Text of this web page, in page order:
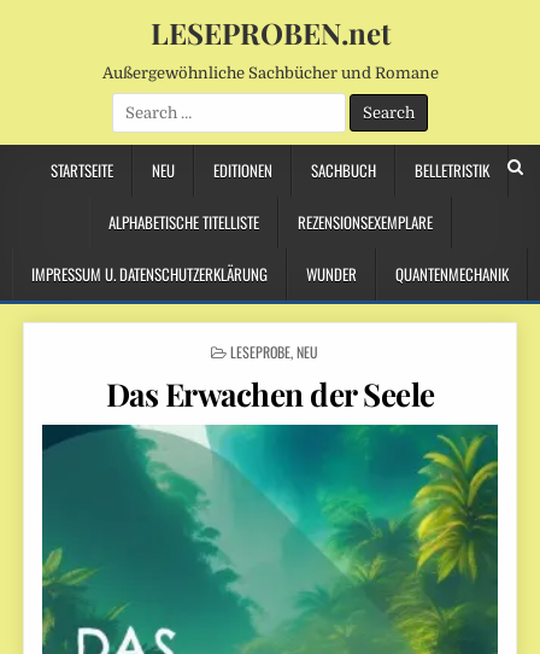
LESEPROBEN.net
Außergewöhnliche Sachbücher und Romane
Search
for:
STARTSEITE NEU EDITIONEN SACHBUCH BELLETRISTIK
ALPHABETISCHE TITELLISTE REZENSIONSEXEMPLARE
IMPRESSUM U. DATENSCHUTZERKLÄRUNG WUNDER QUANTENMECHANIK
POSTED
LESEPROBE,NEU
Das Erwachen der Seele